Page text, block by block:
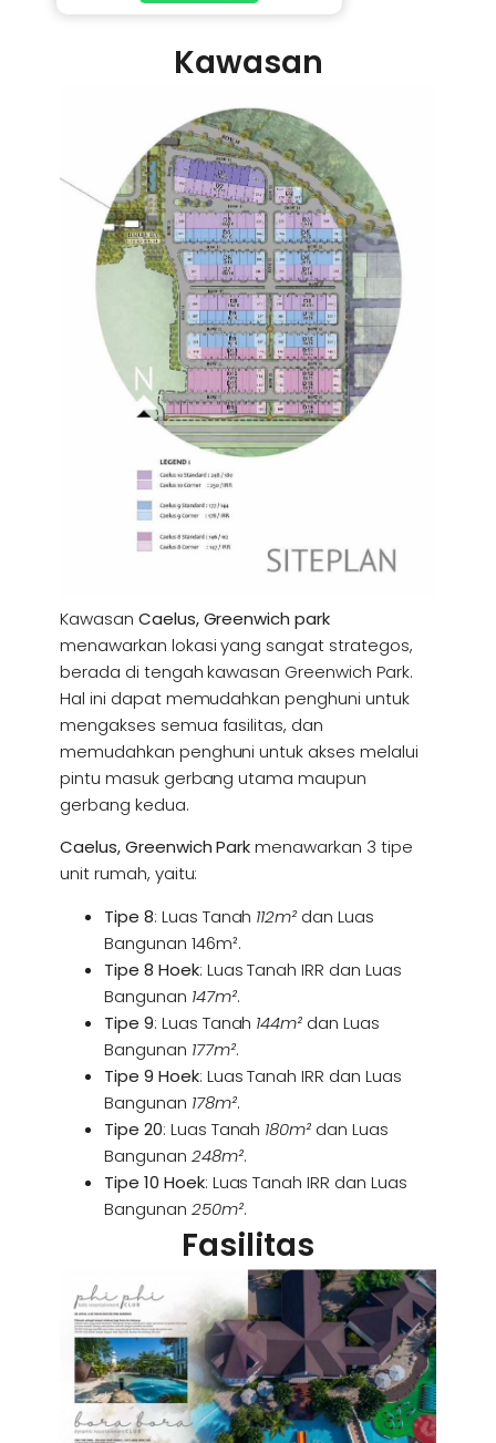
Kawasan
Kawasan Caelus, Greenwich park
menawarkan lokasi yang sangat strategos,
berada di tengah kawasan Greenwich Park.
Hal ini dapat memudahkan penghuni untuk
mengakses semua fasilitas, dan
memudahkan penghuni untuk akses melalui
pintu masuk gerbang utama maupun
gerbang kedua.
Caelus, Greenwich Parkmenawarkan 3 tipe
unit rumah, yaitu:
Tipe 8: Luas Tanah 112m² dan Luas
Bangunan 146m².
Tipe 8 Hoek: Luas Tanah IRR dan Luas
Bangunan 147m².
Tipe 9: Luas Tanah 144m² dan Luas
Bangunan 177m².
Tipe 9 Hoek: Luas Tanah IRR dan Luas
Bangunan 178m².
Tipe 20: Luas Tanah 180m² dan Luas
Bangunan 248m².
Tipe 10 Hoek: Luas Tanah IRR dan Luas
Bangunan 250m².
Fasilitas